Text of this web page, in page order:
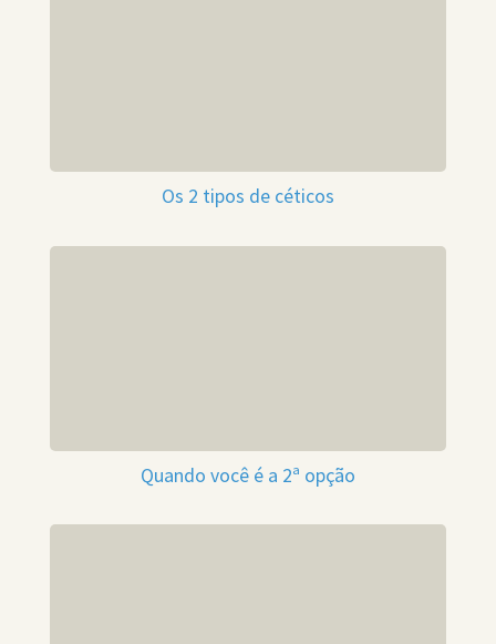
Os 2 tipos de céticos
Quando você é a 2ª opção